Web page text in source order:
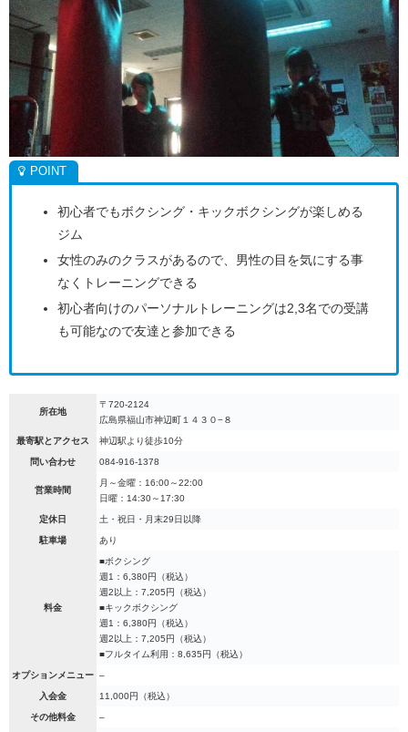
初心者でもボクシング・キックボクシングが楽しめる
ジム
女性のみのクラスがあるので、男性の目を気にする事
なくトレーニングできる
初心者向けのパーソナルトレーニングは2,3名での受講
も可能なので友達と参加できる
所在地
〒720-2124
広島県福山市神辺町１４３０−８
最寄駅とアクセス 神辺駅より徒歩10分
問い合わせ 084-916-1378
営業時間
月～金曜：16:00～22:00
日曜：14:30～17:30
定休日 土・祝日・月末29日以降
駐車場 あり
料金
■ボクシング
週1：6,380円（税込）
週2以上：7,205円（税込）
■キックボクシング
週1：6,380円（税込）
週2以上：7,205円（税込）
■フルタイム利用：8,635円（税込）
オプションメニュー –
入会金 11,000円（税込）
その他料金 –